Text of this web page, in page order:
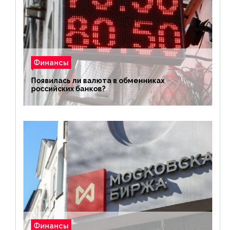
Финансы
Появилась ли валюта в обменниках
российских банков?
Финансы